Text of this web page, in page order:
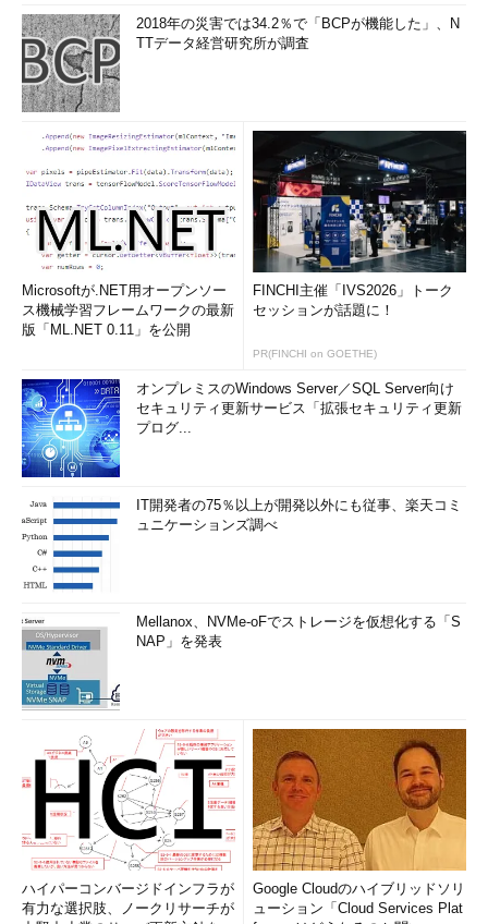
2018年の災害では34.2％で「BCPが機能した」、N
TTデータ経営研究所が調査
Microsoftが.NET用オープンソー
ス機械学習フレームワークの最新
版「ML.NET 0.11」を公開
FINCHI主催「IVS2026」トーク
セッションが話題に！
PR(FINCHI on GOETHE)
オンプレミスのWindows Server／SQL Server向け
セキュリティ更新サービス「拡張セキュリティ更新
プログ...
IT開発者の75％以上が開発以外にも従事、楽天コミ
ュニケーションズ調べ
Mellanox、NVMe-oFでストレージを仮想化する「S
NAP」を発表
ハイパーコンバージドインフラが
有力な選択肢、ノークリサーチが
Google Cloudのハイブリッドソリ
ューション「Cloud Services Plat